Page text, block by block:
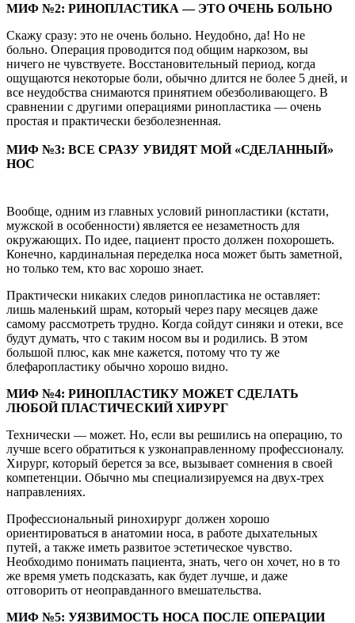
МИФ №2: РИНОПЛАСТИКА — ЭТО ОЧЕНЬ БОЛЬНО
Скажу сразу: это не очень больно. Неудобно, да! Но не
больно. Операция проводится под общим наркозом, вы
ничего не чувствуете. Восстановительный период, когда
ощущаются некоторые боли, обычно длится не более 5 дней, и
все неудобства снимаются принятием обезболивающего. В
сравнении с другими операциями ринопластика — очень
простая и практически безболезненная.
МИФ №3: ВСЕ СРАЗУ УВИДЯТ МОЙ «СДЕЛАННЫЙ»
НОС
Вообще, одним из главных условий ринопластики (кстати,
мужской в особенности) является ее незаметность для
окружающих. По идее, пациент просто должен похорошеть.
Конечно, кардинальная переделка носа может быть заметной,
но только тем, кто вас хорошо знает.
Практически никаких следов ринопластика не оставляет:
лишь маленький шрам, который через пару месяцев даже
самому рассмотреть трудно. Когда сойдут синяки и отеки, все
будут думать, что с таким носом вы и родились. В этом
большой плюс, как мне кажется, потому что ту же
блефаропластику обычно хорошо видно.
МИФ №4: РИНОПЛАСТИКУ МОЖЕТ СДЕЛАТЬ
ЛЮБОЙ ПЛАСТИЧЕСКИЙ ХИРУРГ
Технически — может. Но, если вы решились на операцию, то
лучше всего обратиться к узконаправленному профессионалу.
Хирург, который берется за все, вызывает сомнения в своей
компетенции. Обычно мы специализируемся на двух-трех
направлениях.
Профессиональный ринохирург должен хорошо
ориентироваться в анатомии носа, в работе дыхательных
путей, а также иметь развитое эстетическое чувство.
Необходимо понимать пациента, знать, чего он хочет, но в то
же время уметь подсказать, как будет лучше, и даже
отговорить от неоправданного вмешательства.
МИФ №5: УЯЗВИМОСТЬ НОСА ПОСЛЕ ОПЕРАЦИИ